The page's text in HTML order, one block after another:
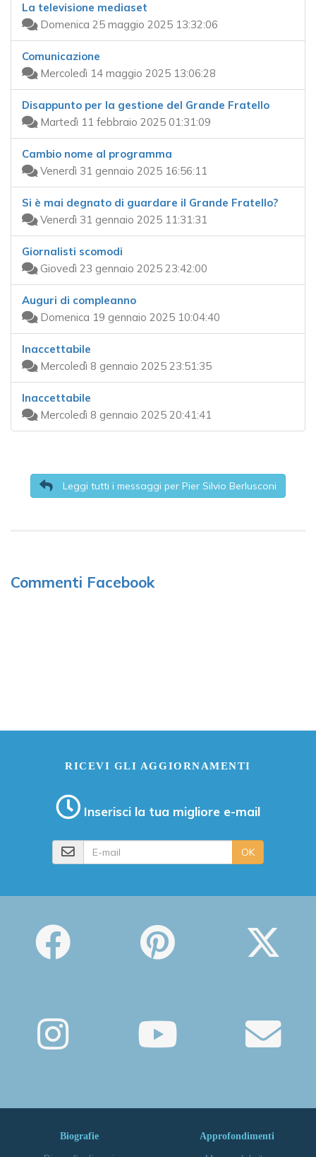
La televisione mediaset
Domenica 25 maggio 2025 13:32:06
Comunicazione
Mercoledì 14 maggio 2025 13:06:28
Disappunto per la gestione del Grande Fratello
Martedì 11 febbraio 2025 01:31:09
Cambio nome al programma
Venerdì 31 gennaio 2025 16:56:11
Si è mai degnato di guardare il Grande Fratello?
Venerdì 31 gennaio 2025 11:31:31
Giornalisti scomodi
Giovedì 23 gennaio 2025 23:42:00
Auguri di compleanno
Domenica 19 gennaio 2025 10:04:40
Inaccettabile
Mercoledì 8 gennaio 2025 23:51:35
Inaccettabile
Mercoledì 8 gennaio 2025 20:41:41
Leggi tutti i messaggi per Pier Silvio Berlusconi
Commenti Facebook
RICEVI GLI AGGIORNAMENTI
Inserisci la tua migliore e-mail
OK
Biografie Approfondimenti